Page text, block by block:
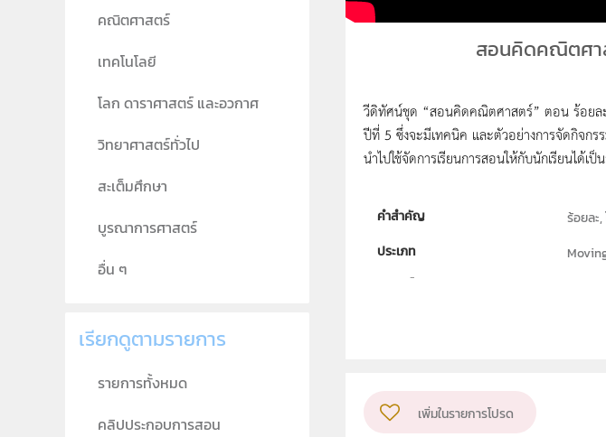
สอนคิดคณิตศา
วีดิทัศน์ชุด “สอนคิดคณิตศาสตร์” ตอน ร้อยล
ปีที่ 5 ซึ่งจะมีเทคนิค และตัวอย่างการจัดกิจก
นำไปใช้จัดการเรียนการสอนให้กับนักเรียนได้เป็
คำสำคัญ
ร้อยละ
ประเภท
สาขา
กลุ่มเป้าหมาย
เพิ่มในรายการโปรด
คณิตศาสตร์
เทคโนโลยี
โลก ดาราศาสตร์ และอวกาศ
วิทยาศาสตร์ทั่วไป
สะเต็มศึกษา
บูรณาการศาสตร์
อื่น ๆ
เรียกดูตามรายการ
รายการทั้งหมด
คลิปประกอบการสอน